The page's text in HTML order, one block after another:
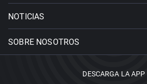
NOTICIAS
SOBRE NOSOTROS
DESCARGA LA APP